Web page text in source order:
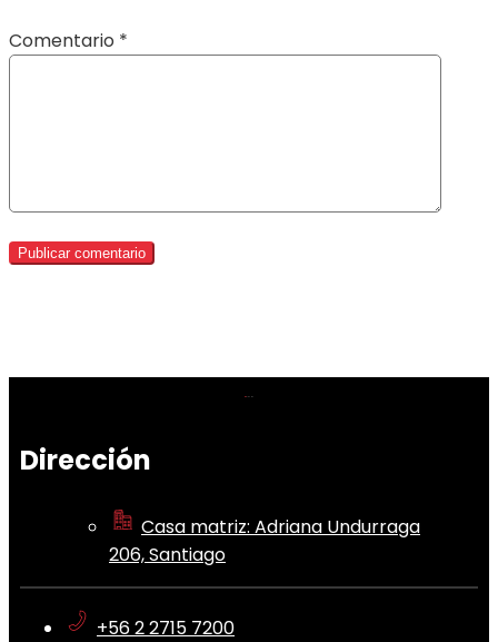
Comentario *
Dirección
Casa matriz: Adriana Undurraga
206, Santiago
+56 2 2715 7200